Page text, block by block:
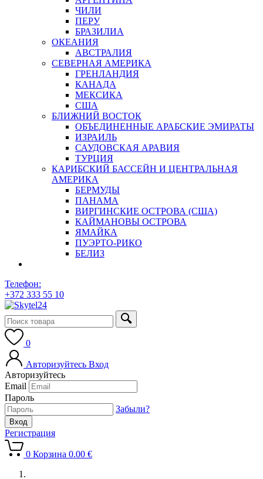
ЧИЛИ
ПЕРУ
БРАЗИЛИА
ОКЕАНИЯ
АВСТРАЛИЯ
СЕВЕРНАЯ АМЕРИКА
ГРЕНЛАНДИЯ
КАНАДА
МЕКСИКА
США
БЛИЖНИЙ ВОСТОК
ОБЪЕДИНЕННЫЕ АРАБСКИЕ ЭМИРАТЫ
ИЗРАИЛЬ
САУДОВСКАЯ АРАВИЯ
ТУРЦИЯ
КАРИБСКИЙ БАССЕЙН И ЦЕНТРАЛЬНАЯ
АМЕРИКА
БЕРМУДЫ
ПАНАМА
ВИРГИНСКИЕ ОСТРОВА (США)
КАЙМАНОВЫ ОСТРОВА
ЯМАЙКА
ПУЭРТО-РИКО
БЕЛИЗ
Телефон:
+372 333 55 10
0
Авторизуйтесь Вход
Авторизуйтесь
Email
Пароль
Забыли?
Регистрация
0 Корзина 0.00 €